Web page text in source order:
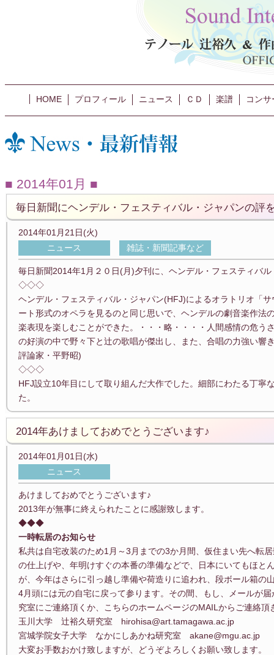
HOME プロフィール ニュース ＣＤ 楽譜 コン
2014年01月
毎日新聞にヘンデル・フェスティバル・ジャパンの評
2014年01月21日(火)
ニュース
雑誌・新聞記事など
毎日新聞2014年1月２０日(月)夕刊に、ヘンデル・フェスティバ
◇◇◇
ヘンデル・フェスティバル・ジャパン(HFJ)によるオラトリオ「
ート形式のオペラを見るのと同じ思いで、ヘンデルの劇音楽作法
楽表現を楽しむことができた。・・・略・・・・人間感情の危う
の好演の中で野々下と辻の歌唱が傑出し、また、合唱の力強い響
評論家・平野昭)
◇◇◇
HFJ設立10年目にして取り組んだ大作でした。細部にわたる丁寧
た。
2014年あけましておめでとうございます♪
2014年01月01日(水)
ニュース
あけましておめでとうございます♪
2013年が無事に終えられたことに感謝致します。
◆◆◆
一時転居のお知らせ
私共は自宅改装のため1月～3月までの3か月間、仮住まい先へ転
の仕上げや、年明けすぐの本番の準備などで、日本にいてもほと
が、今年はさらに引っ越し準備や荷造りに追われ、段ボール箱の
4月頭には元の自宅に戻って参ります。その間、もし、メールが
究室にご連絡頂くか、こちらのホームページのMAILからご連絡
玉川大学 辻裕久研究室 hirohisa@art.tamagawa.ac.jp
宮城学院女子大学 なかにしあかね研究室 akane@mgu.ac.jp
大変お手数おかけ致しますが、どうぞよろしくお願い致します。